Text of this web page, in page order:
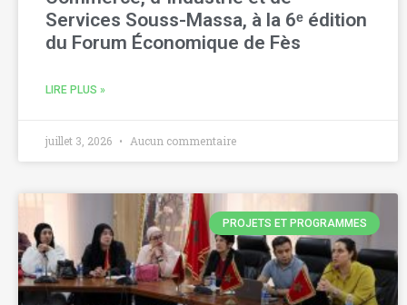
Services Souss-Massa, à la 6ᵉ édition
du Forum Économique de Fès
LIRE PLUS »
juillet 3, 2026 Aucun commentaire
PROJETS ET PROGRAMMES